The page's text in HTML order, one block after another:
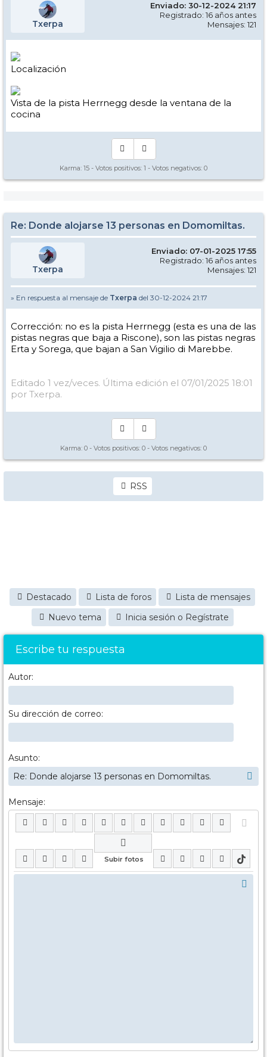
Txerpa
Enviado: 30-12-2024 21:17
Registrado: 16 años antes
Mensajes: 121
Localización
Vista de la pista Herrnegg desde la ventana de la
cocina
Karma: 15 - Votos positivos: 1 - Votos negativos: 0
Re: Donde alojarse 13 personas en Domomiltas.
Txerpa
Enviado: 07-01-2025 17:55
Registrado: 16 años antes
Mensajes: 121
» En respuesta al mensaje de Txerpa del 30-12-2024 21:17
Corrección: no es la pista Herrnegg (esta es una de las
pistas negras que baja a Riscone), son las pistas negras
Erta y Sorega, que bajan a San Vigilio di Marebbe.
Editado 1 vez/veces. Última edición el 07/01/2025 18:01
por Txerpa.
Karma: 0 - Votos positivos: 0 - Votos negativos: 0
RSS
Destacado Lista de foros
Lista de mensajes
Nuevo tema
Inicia sesión o Regístrate
Escribe tu respuesta
Autor:
Su dirección de correo:
Asunto:
Mensaje: